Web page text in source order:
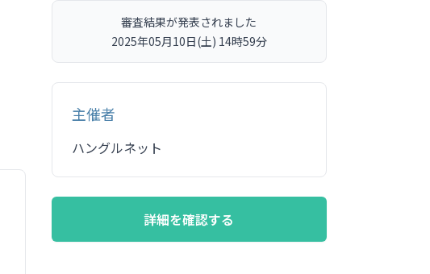
審査結果が発表されました
2025年05月10日(土) 14時59分
主催者
ハングルネット
詳細を確認する